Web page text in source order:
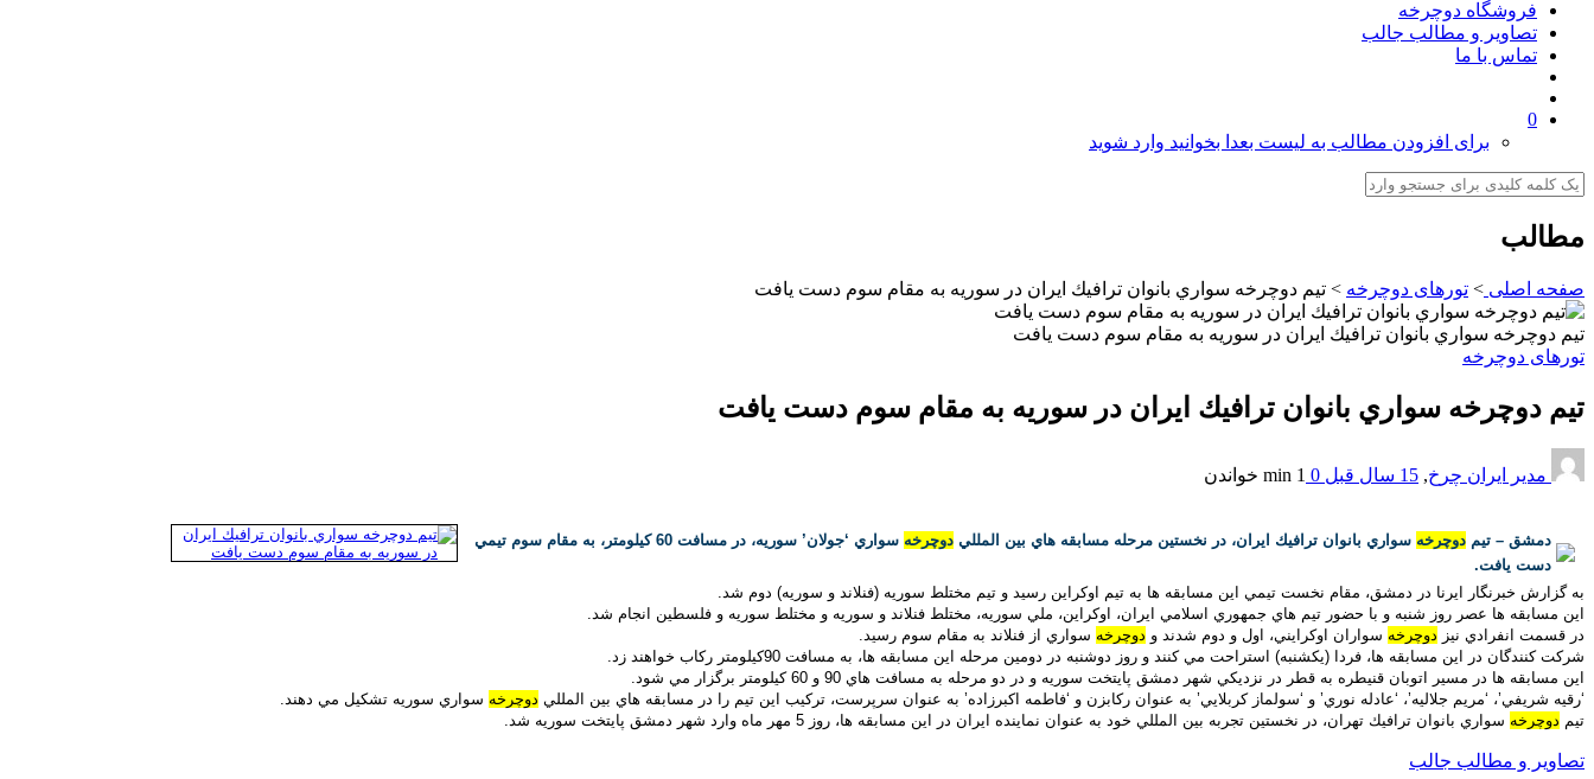
فروشگاه دوچرخه
تصاویر و مطالب جالب
تماس با ما
0
برای افزودن مطالب به لیست بعدا بخوانید وارد شوید
مطالب
صفحه اصلی > تورهای دوچرخه > تيم دوچرخه سواري بانوان ترافيك ايران در سوريه به مقام سوم دست يافت
تيم دوچرخه سواري بانوان ترافيك ايران در سوريه به مقام سوم دست يافت
تورهای دوچرخه
تيم دوچرخه سواري بانوان ترافيك ايران در سوريه به مقام سوم دست يافت
مدیر ایران چرخ, 15 سال قبل 0
1 min خواندن
دمشق – تيم دوچرخه سواري بانوان ترافيك ايران، در نخستين مرحله مسابقه هاي بين المللي دوچرخه
سواري ‘جولان’ سوريه، در مسافت 60 كيلومتر، به مقام سوم تيمي
دست يافت.
به گزارش خبرنگار ايرنا در دمشق، مقام نخست تيمي اين مسابقه ها به تيم اوكراين رسيد و تيم مختلط سوريه (فنلاند و سوريه) دوم شد.
اين مسابقه ها عصر روز شنبه و با حضور تيم هاي جمهوري اسلامي ايران، اوكراين، ملي سوريه، مختلط فنلاند و سوريه و مختلط سوريه و فلسطين انجام شد.
در قسمت انفرادي نيز دوچرخه سواران اوكرايني، اول و دوم شدند و دوچرخه سواري از فنلاند به مقام سوم رسيد.
شركت كنندگان در اين مسابقه ها، فردا (يكشنبه) استراحت مي كنند و روز دوشنبه در دومين مرحله اين مسابقه ها، به مسافت 90كيلومتر ركاب خواهند زد.
اين مسابقه ها در مسير اتوبان قنيطره به قطر در نزديكي شهر دمشق پايتخت سوريه و در دو مرحله به مسافت هاي 90 و 60 كيلومتر برگزار مي شود.
‘رقيه شريفي’، ‘مريم جلاليه’، ‘عادله نوري’ و ‘سولماز كربلايي’ به عنوان ركابزن و ‘فاطمه اكبرزاده’ به عنوان سرپرست، تركيب اين تيم را در مسابقه هاي بين المللي دوچرخه سواري سوريه تشكيل مي دهند.
تيم دوچرخه سواري بانوان ترافيك تهران، در نخستين تجربه بين المللي خود به عنوان نماينده ايران در اين مسابقه ها، روز 5 مهر ماه وارد شهر دمشق پايتخت سوريه شد.
تصاویر و مطالب جالب